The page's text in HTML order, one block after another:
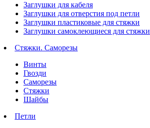
Заглушки для кабеля
Заглушки для отверстия под петли
Заглушки пластиковые для стяжки
Заглушки самоклеющиеся для стяжки
Стяжки. Саморезы
Винты
Гвозди
Саморезы
Стяжки
Шайбы
Петли